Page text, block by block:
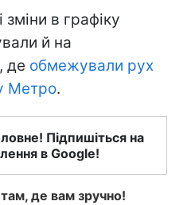
в графіку
й на
де обмежували рух
Метро.
Підпишіться на
в Google!
де вам зручно!